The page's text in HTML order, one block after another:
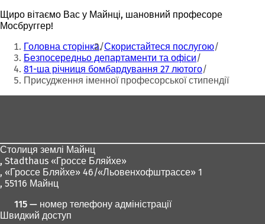
Щиро вітаємо Вас у Майнці, шановний професоре
Мосбруггер!
Ти
тут:
Головна сторінка Скористайтеся послугою
Безпосередньо департаменти та офіси
81-ша річниця бомбардування 27 лютого
Присудження іменної професорської стипендії
Столиця землі Майнц
, Stadthaus «Гроссе Бляйхе»
, «Гроссе Бляйхе» 46/«Льовенхофштрассе» 1
, 55116 Майнц
115 — номер телефону адміністрації
Швидкий доступ